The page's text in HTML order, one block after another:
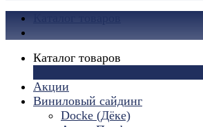
Каталог товаров
Акции
Виниловый сайдинг
Docke (Дёке)